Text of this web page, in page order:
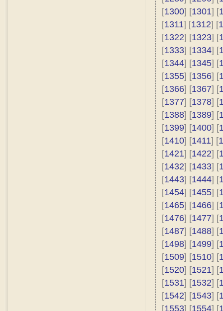
[1300] [1301] [
[1311] [1312] [
[1322] [1323] [
[1333] [1334] [
[1344] [1345] [
[1355] [1356] [
[1366] [1367] [
[1377] [1378] [
[1388] [1389] [
[1399] [1400] [
[1410] [1411] [
[1421] [1422] [
[1432] [1433] [
[1443] [1444] [
[1454] [1455] [
[1465] [1466] [
[1476] [1477] [
[1487] [1488] [
[1498] [1499] [
[1509] [1510] [
[1520] [1521] [
[1531] [1532] [
[1542] [1543] [
[1553] [1554] [